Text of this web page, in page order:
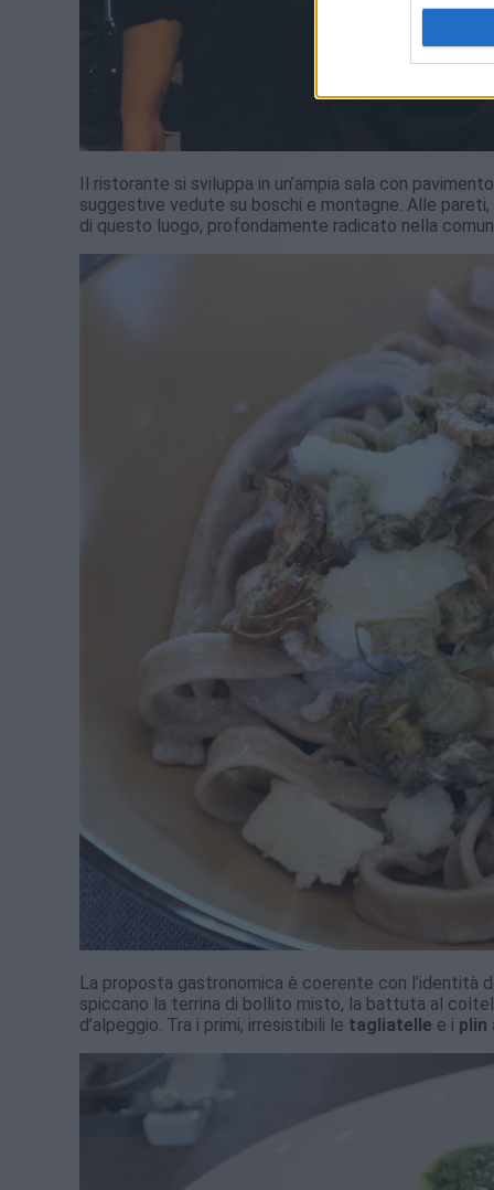
Il ristorante si sviluppa in un’ampia sala con
suggestive vedute su boschi e montagne. Alle
di questo luogo, profondamente radicato nella
La proposta gastronomica è coerente con l’identità
spiccano la terrina di bollito misto, la battuta al
d’alpeggio. Tra i primi, irresistibili le tagliatelle e i plin